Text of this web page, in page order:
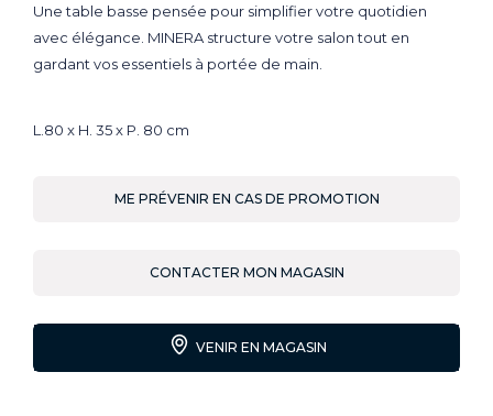
Une table basse pensée pour simplifier votre quotidien
avec élégance. MINERA structure votre salon tout en
gardant vos essentiels à portée de main.
L.80 x H. 35 x P. 80 cm
ME PRÉVENIR EN CAS DE PROMOTION
CONTACTER MON MAGASIN
VENIR EN MAGASIN